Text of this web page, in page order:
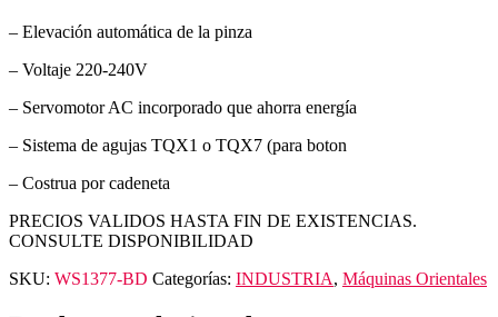
– Elevación automática de la pinza
– Voltaje 220-240V
– Servomotor AC incorporado que ahorra energía
– Sistema de agujas TQX1 o TQX7 (para boton
– Costrua por cadeneta
PRECIOS VALIDOS HASTA FIN DE EXISTENCIAS.
CONSULTE DISPONIBILIDAD
SKU: WS1377-BD Categorías: INDUSTRIA, Máquinas Orientales